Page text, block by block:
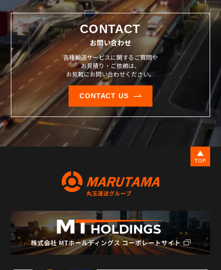
CONTACT
お問い合わせ
各種輸送サービスに関するご質問や
お見積り・ご依頼は、
お気軽にお問い合わせください。
CONTACT US